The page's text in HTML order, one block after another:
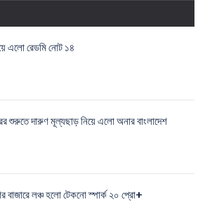
এলো রেডমি নোট ১৪
শুরুতে দারুণ মূল্যছাড় নিয়ে এলো অনার বাংলাদেশ
বাজারে লঞ্চ হলো টেকনো স্পার্ক ২০ প্রো+